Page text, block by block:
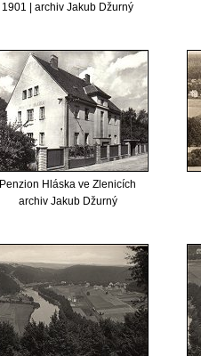
1901 | archiv Jakub Džurný
Penzion Hláska ve Zlenicích
archiv Jakub Džurný